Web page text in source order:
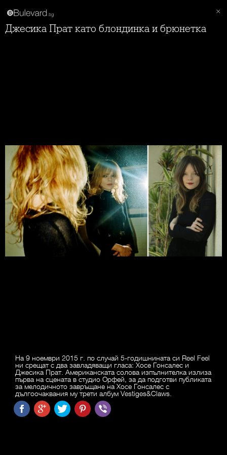
Джесика Прат като блондинка и брюнетка
На 9 ноември 2015 г. по случай 5-годишнината си Reel Feel
ни срещат с два завладяващи гласа: Хосе Гонсалес и
Джесика Прат. Американската солова изпълнителка излиза
първа на сцената в студио Орфей, за да подготви публиката
за мелодичното завръщане на Хосе Гонсалес с
дългоочаквания му трети албум Vestiges&Claws.